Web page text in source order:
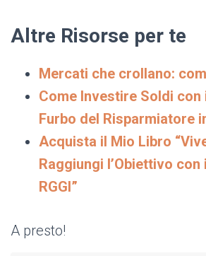
Altre Risorse per te
Mercati che crollano:
Come Investire Soldi con
Furbo del Risparmiatore
Acquista il Mio Libro
Raggiungi l’Obiettivo
RGGI”
A presto!